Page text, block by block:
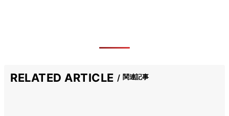
RELATED ARTICLE 関連記事